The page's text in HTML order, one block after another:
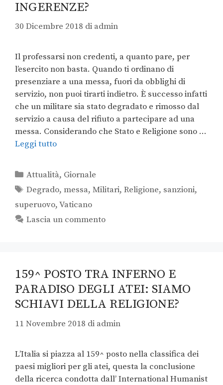
INGERENZE?
30 Dicembre 2018 di admin
Il professarsi non credenti, a quanto pare, per
l’esercito non basta. Quando ti ordinano di
presenziare a una messa, fuori da obblighi di
servizio, non puoi tirarti indietro. È successo infatti
che un militare sia stato degradato e rimosso dal
servizio a causa del rifiuto a partecipare ad una
messa. Considerando che Stato e Religione sono …
Leggi tutto
Attualità, Giornale
Degrado,messa,Militari,Religione, sanzioni,
superuovo,Vaticano
Lascia un commento
159^ POSTO TRA INFERNO E
PARADISO DEGLI ATEI: SIAMO
SCHIAVI DELLA RELIGIONE?
11 Novembre 2018 di admin
L’Italia si piazza al 159^ posto nella classifica dei
paesi migliori per gli atei, questa la conclusione
della ricerca condotta dall’ International Humanist